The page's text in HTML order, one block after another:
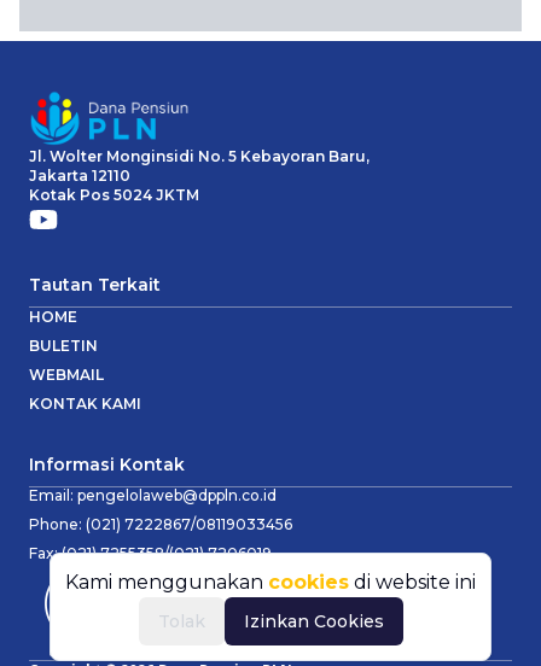
Jl. Wolter Monginsidi No. 5 Kebayoran Baru,
Jakarta 12110
Kotak Pos 5024 JKTM
Tautan Terkait
HOME
BULETIN
WEBMAIL
KONTAK KAMI
Informasi Kontak
Email: pengelolaweb@dppln.co.id
Phone: (021) 7222867/08119033456
Fax:(021) 7255358/(021) 7206019
Kami menggunakan cookies di website ini
Tolak Izinkan Cookies